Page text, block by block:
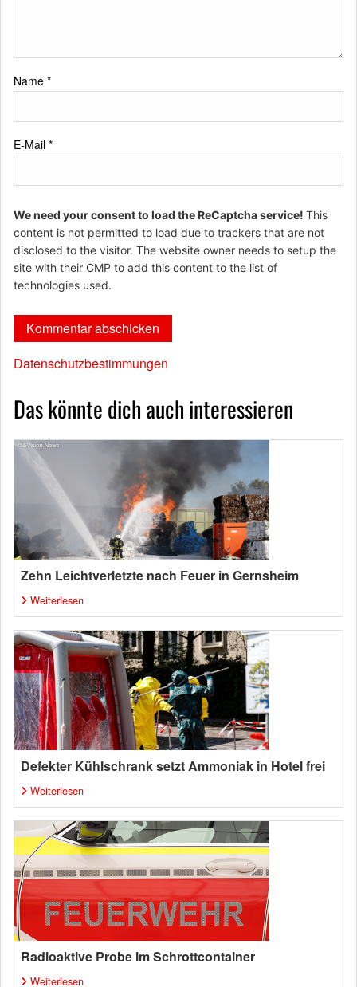
Name *
E-Mail *
We need your consent to load the ReCaptcha service! This
content is not permitted to load due to trackers that are not
disclosed to the visitor. The website owner needs to setup the
site with their CMP to add this content to the list of
technologies used.
Datenschutzbestimmungen
Das könnte dich auch interessieren
Zehn Leichtverletzte nach Feuer in Gernsheim
Weiterlesen
Defekter Kühlschrank setzt Ammoniak in Hotel frei
Weiterlesen
Radioaktive Probe im Schrottcontainer
Weiterlesen